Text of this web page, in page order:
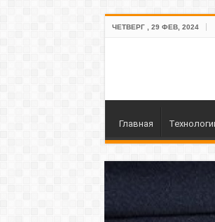
ЧЕТВЕРГ , 29 ФЕВ, 2024
Главная